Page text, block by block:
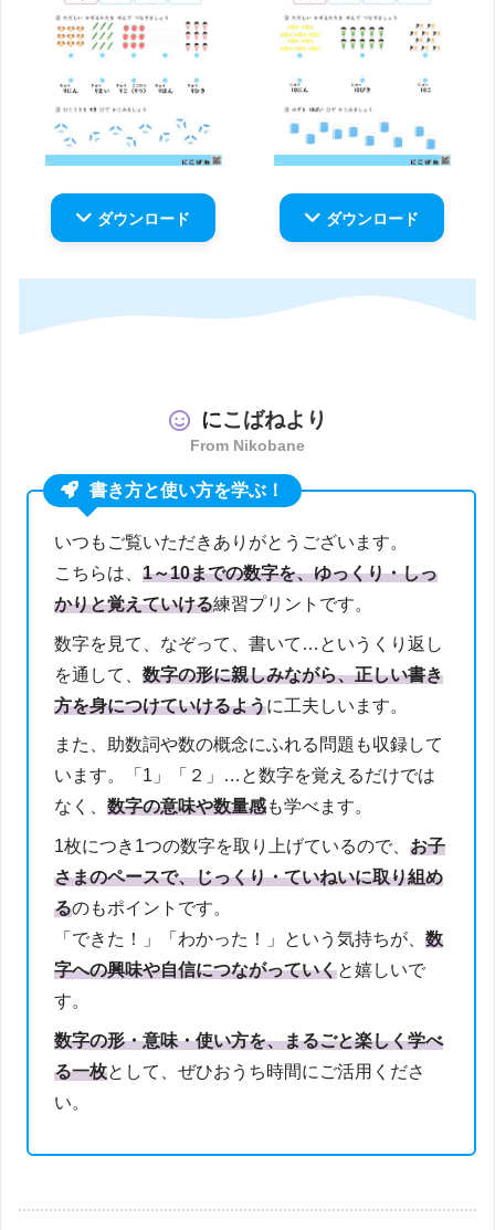
ダウンロード ダウンロード
にこばねより
From Nikobane
書き方と使い方を学ぶ！
いつもご覧いただきありがとうございます。
こちらは、1～10までの数字を、ゆっくり・しっ
かりと覚えていける練習プリントです。
数字を見て、なぞって、書いて…というくり返し
を通して、数字の形に親しみながら、正しい書き
方を身につけていけるように工夫しいます。
また、助数詞や数の概念にふれる問題も収録して
います。「1」「２」…と数字を覚えるだけでは
なく、数字の意味や数量感も学べます。
1枚につき1つの数字を取り上げているので、お子
さまのペースで、じっくり・ていねいに取り組め
るのもポイントです。
「できた！」「わかった！」という気持ちが、数
字への興味や自信につながっていくと嬉しいで
す。
数字の形・意味・使い方を、まるごと楽しく学べ
る一枚として、ぜひおうち時間にご活用くださ
い。